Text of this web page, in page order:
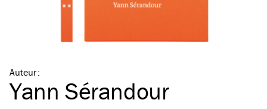
Auteur:
Yann Sérandour